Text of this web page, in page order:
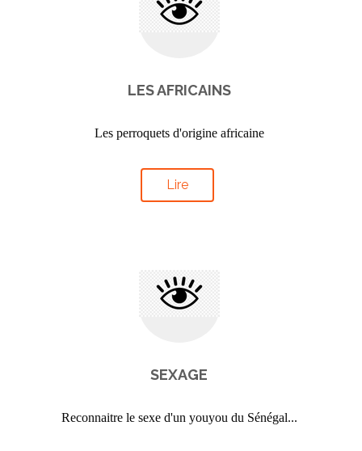
LES AFRICAINS
Les perroquets d'origine africaine
Lire
SEXAGE
Reconnaitre le sexe d'un youyou du Sénégal...